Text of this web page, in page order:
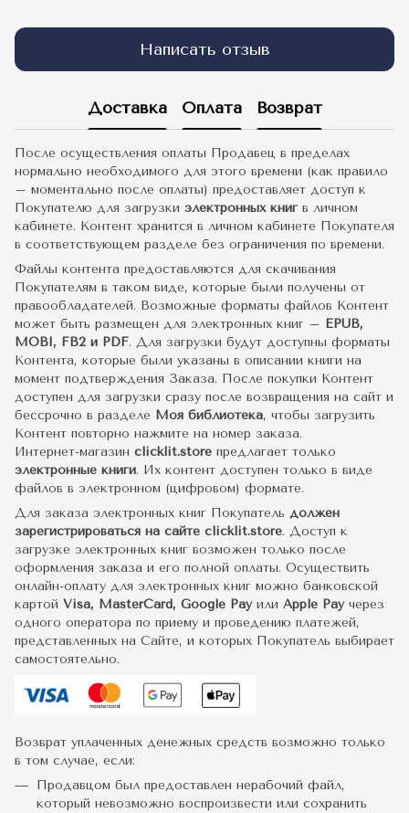
Написать отзыв
Доставка Оплата Возврат
После осуществления оплаты Продавец в пределах
нормально необходимого для этого времени (как правило
– моментально после оплаты) предоставляет доступ к
Покупателю для загрузки электронных книг в личном
кабинете. Контент хранится в личном кабинете Покупателя
в соответствующем разделе без ограничения по времени.
Файлы контента предоставляются для скачивания
Покупателям в таком виде, которые были получены от
правообладателей. Возможные форматы файлов Контент
может быть размещен для электронных книг – EPUB,
MOBI, FB2 и PDF. Для загрузки будут доступны форматы
Контента, которые были указаны в описании книги на
момент подтверждения Заказа. После покупки Контент
доступен для загрузки сразу после возвращения на сайт и
бессрочно в разделе Моя библиотека, чтобы загрузить
Контент повторно нажмите на номер заказа.
Интернет-магазин clicklit.store предлагает только
электронные книги. Их контент доступен только в виде
файлов в электронном (цифровом) формате.
Для заказа электронных книг Покупатель должен
зарегистрироваться на сайте clicklit.store. Доступ к
загрузке электронных книг возможен только после
оформления заказа и его полной оплаты. Осуществить
онлайн-оплату для электронных книг можно банковской
картой Visa, MasterCard, Google Pay или Apple Payчерез
одного оператора по приему и проведению платежей,
представленных на Сайте, и которых Покупатель выбирает
самостоятельно.
Возврат уплаченных денежных средств возможно только
в том случае, если:
Продавцом был предоставлен нерабочий файл,
который невозможно воспроизвести или сохранить